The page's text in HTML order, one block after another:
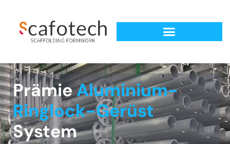
PrämieAluminium-
Ringlock-Gerüst
System